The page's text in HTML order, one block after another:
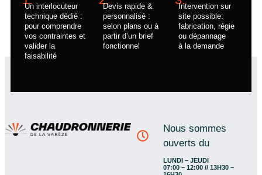
Un interlocuteur
technique dédié :
pour comprendre
vos contraintes et
valider la
faisabilité
Devis rapide &
personnalisé :
selon plans ou à
partir d’un brief
fonctionnel
Intervention sur
site possible:
fabrication, régie
ou dépannage
à la demande
Nous sommes
ouverts du
LUNDI – JEUDI
07:00 – 12:00 // 13H30 –